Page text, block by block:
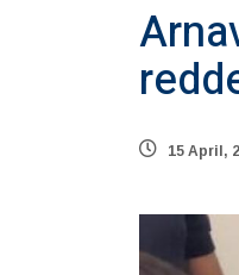
15 April,